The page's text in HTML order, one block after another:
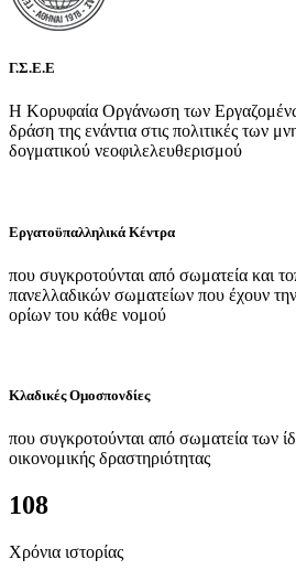
Γ.Σ.Ε.Ε
Η Κορυφαία Οργάνωση των
δράση της ενάντια στις πολιτικές των
δογματικού νεοφιλελευθερισμού
Εργατοϋπαλληλικά Κέντρα
που συγκροτούνται από σωματεία και
πανελλαδικών σωματείων που έχουν
ορίων του κάθε νομού
Κλαδικές Ομοσπονδίες
που συγκροτούνται από σωματεία των
οικονομικής δραστηριότητας
108
Χρόνια ιστορίας